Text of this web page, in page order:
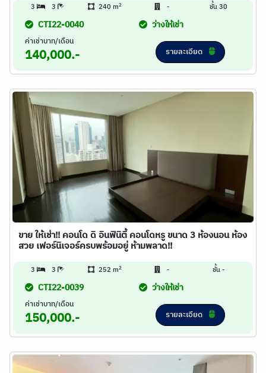
3 3 240 m2 - ชั้น 30
CTI22-0040 ว่างให้เช่า
ค่าเช่าบาท/เดือน
140,000.- รายละเอียด
ขาย ให้เช่า!! คอนโด ดิ อินฟินิตี้ คอนโดหรู ขนาด 3 ห้องนอน ห้อง
สวย เฟอร์นิเจอร์ครบพร้อมอยู่ ห้ามพลาด!!
3 3 252 m2 - ชั้น -
CTI22-0039 ว่างให้เช่า
ค่าเช่าบาท/เดือน
150,000.- รายละเอียด